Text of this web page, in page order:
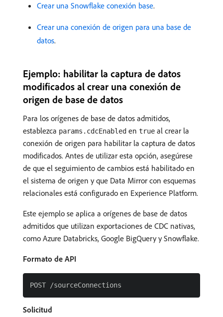
Crear una Snowflake conexión base.
Crear una conexión de origen para una base de
datos.
Ejemplo: habilitar la captura de datos
modificados al crear una conexión de
origen de base de datos
Para los orígenes de base de datos admitidos,
establezca params.cdcEnabled en true al crear la
conexión de origen para habilitar la captura de datos
modificados. Antes de utilizar esta opción, asegúrese
de que el seguimiento de cambios está habilitado en
el sistema de origen y que Data Mirror con esquemas
relacionales está configurado en Experience Platform.
Este ejemplo se aplica a orígenes de base de datos
admitidos que utilizan exportaciones de CDC nativas,
como Azure Databricks, Google BigQuery y Snowflake.
Formato de API
Solicitud